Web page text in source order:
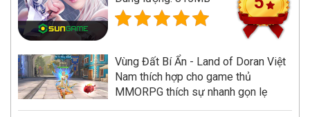
Vùng Đất Bí Ẩn - Land of Doran Việt
Nam thích hợp cho game thủ
MMORPG thích sự nhanh gọn lẹ